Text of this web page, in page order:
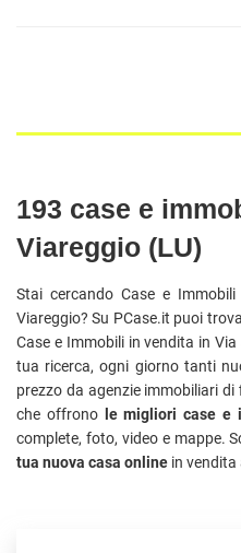
193 case e
Viareggio (LU)
Stai cercando Case e
Viareggio? Su PCase.it puoi
Case e Immobili in vendita in
tua ricerca, ogni giorno tanti
prezzo da agenzie immobiliari
che offronole migliori case e
complete, foto, video e mappe.
tua nuova casa online in vendita